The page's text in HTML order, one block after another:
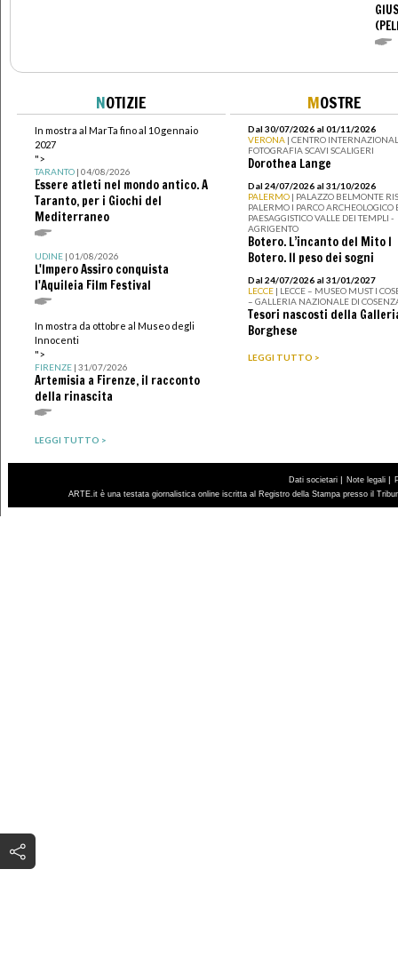
NOTIZIE
In mostra al MarTa fino al 10 gennaio
2027
">
TARANTO| 04/08/2026
Essere atleti nel mondo antico. A
Taranto, per i Giochi del
Mediterraneo
UDINE| 01/08/2026
L'Impero Assiro conquista
l'Aquileia Film Festival
In mostra da ottobre al Museo degli
Innocenti
">
FIRENZE| 31/07/2026
Artemisia a Firenze, il racconto
della rinascita
LEGGI TUTTO >
MOSTRE
Dal 30/07/2026 al 01/11/2026
VERONA | CENTRO
FOTOGRAFIA SCAVI SCALIGERI
Dorothea Lange
Dal 24/07/2026 al 31/10/2026
PALERMO | PALAZZO BELMONTE
PALERMO I PARCO ARCHEOLOGICO
PAESAGGISTICO VALLE DEI TEMPLI -
AGRIGENTO
Botero. L’incanto del Mito I
Botero. Il peso dei sogni
Dal 24/07/2026 al 31/01/2027
LECCE | LECCE – MUSEO MUST I
– GALLERIA NAZIONALE DI
Tesori nascosti della
Borghese
LEGGI TUTTO >
Dati societari | Note legali |
ARTE.it è una testata giornalistica online iscritta al Registro della Stampa presso il